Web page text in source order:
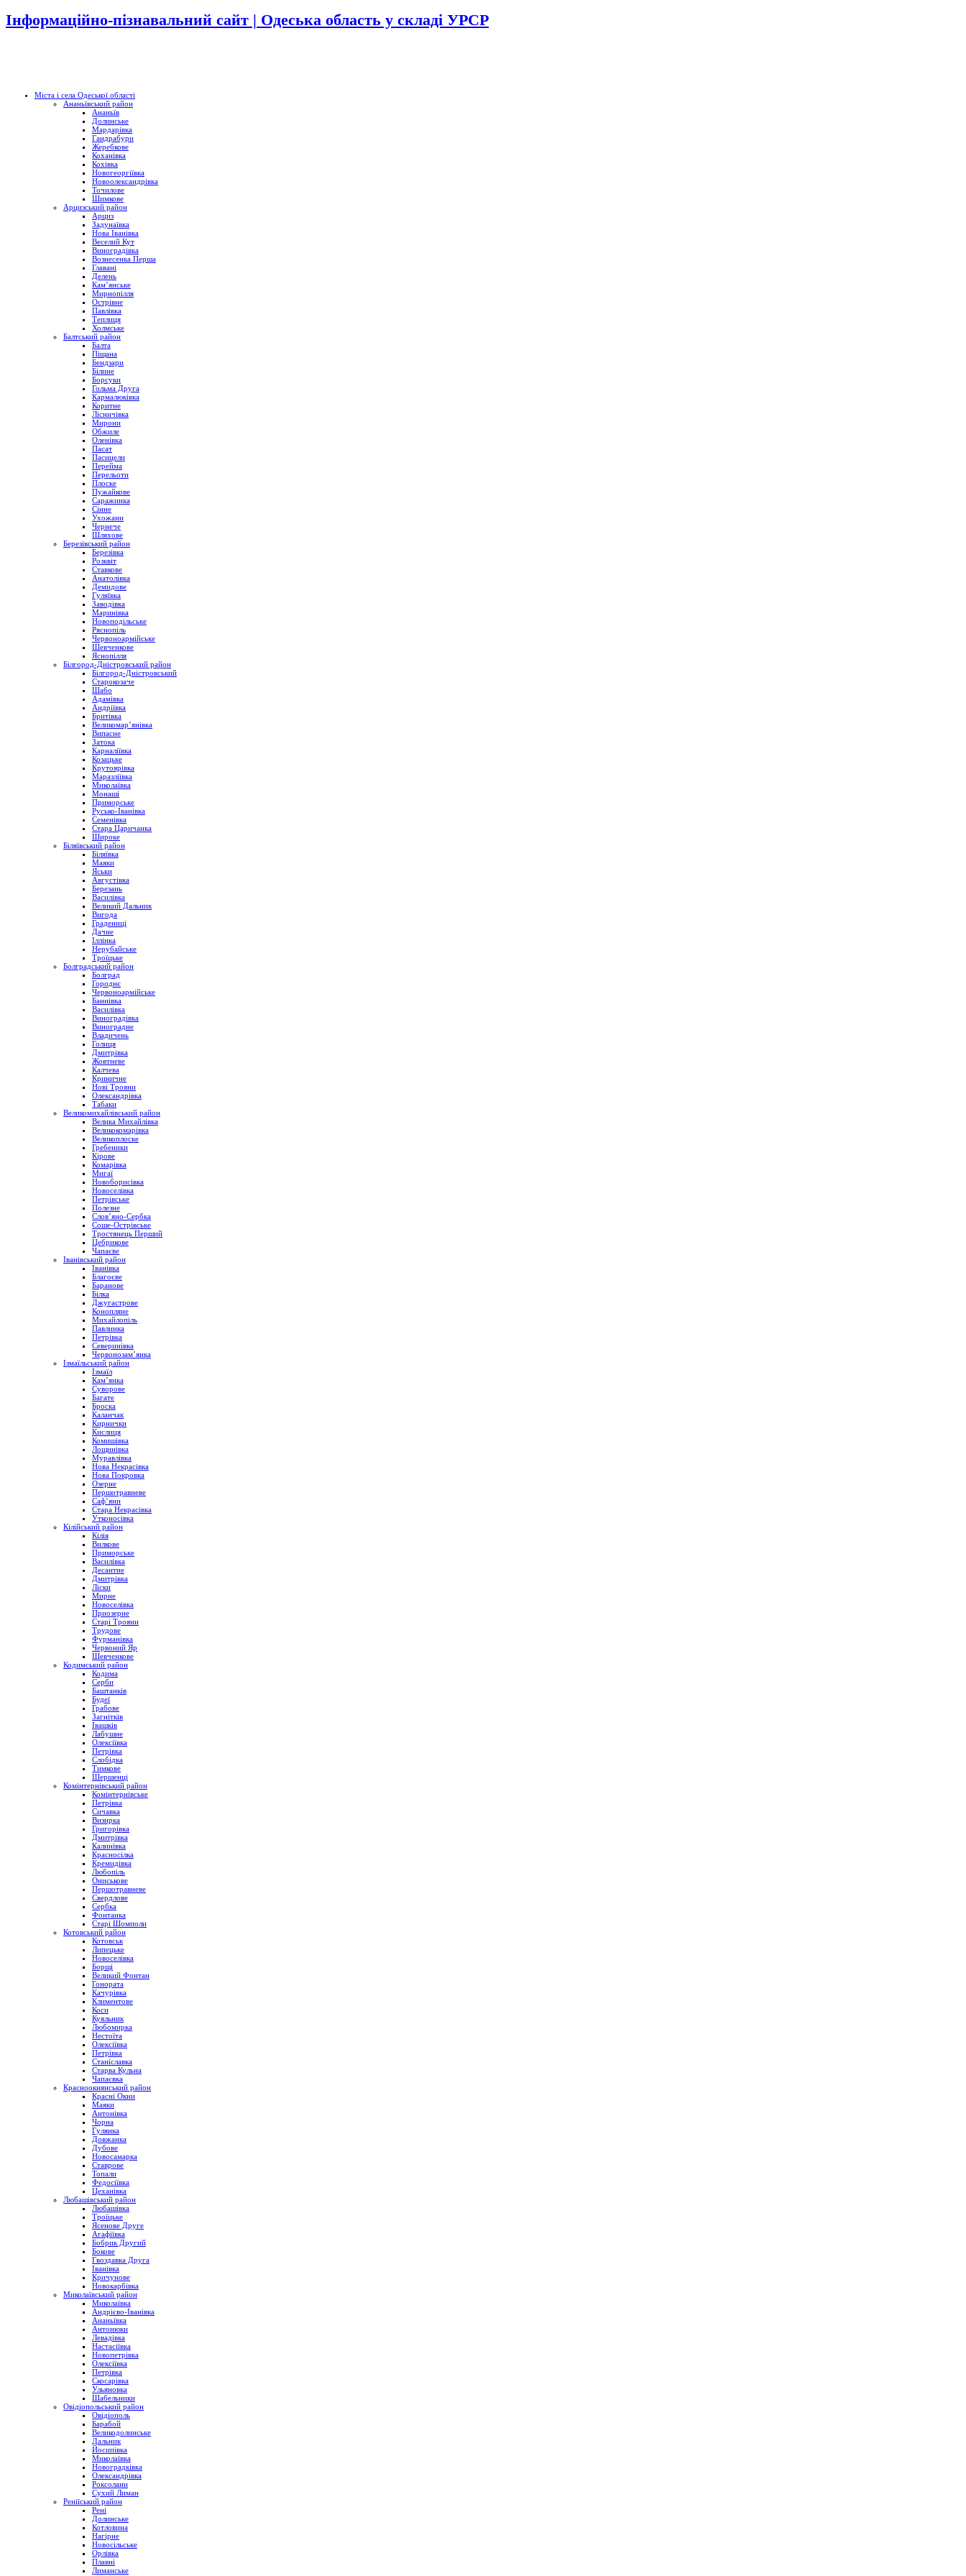
Інформаційно-пізнавальний сайт | Одеська область у складі УРСР
Міста і села Одеської області
Ананьївський район
Ананьїв
Долинське
Мардарівка
Гандрабури
Жеребкове
Коханівка
Кохівка
Новогеоргіївка
Новоолександрівка
Точилове
Шимкове
Арцизський район
Арциз
Задунаївка
Нова Іванівка
Веселий Кут
Виноградівка
Вознесенка Перша
Главані
Делень
Кам’янське
Мирнопілля
Острівне
Павлівка
Теплиця
Холмське
Балтський район
Балта
Піщана
Бендзари
Білине
Борсуки
Гольма Друга
Кармалюківка
Коритне
Лісничівка
Мирони
Обжиле
Оленівка
Пасат
Пасицели
Перейма
Перельоти
Плоске
Пужайкове
Саражинка
Сінне
Ухожани
Чернече
Шляхове
Березівський район
Березівка
Розквіт
Ставкове
Анатолівка
Демидове
Гуляївка
Заводівка
Маринівка
Новоподільське
Ряснопіль
Червоноармійське
Шевченкове
Яснопілля
Білгород-Дністровський район
Білгород-Дністровський
Старокозаче
Шабо
Адамівка
Андріївка
Бритівка
Великомар’янівка
Випасне
Затока
Карналіївка
Козацьке
Крутоярівка
Маразліївка
Миколаївка
Монаші
Приморське
Русько-Іванівка
Семенівка
Стара Царичанка
Широке
Біляївський район
Біляївка
Маяки
Яськи
Августівка
Березань
Василівка
Великий Дальник
Вигода
Градениці
Дачне
Іллінка
Нерубайське
Троїцьке
Болградський район
Болград
Городнє
Червоноармійське
Баннівка
Василівка
Виноградівка
Виноградне
Владичень
Голиця
Дмитрівка
Жовтневе
Калчева
Криничне
Нові Трояни
Олександрівка
Табаки
Великомихайлівський район
Велика Михайлівка
Великокомарівка
Великоплоске
Гребеники
Кірове
Комарівка
Мигаї
Новоборисівка
Новоселівка
Петрівське
Полезне
Слов’яно-Сербка
Соше-Острівське
Тростянець Перший
Цебрикове
Чапаєве
Іванівський район
Іванівка
Благоєве
Баранове
Білка
Джугастрове
Конопляне
Михайлопіль
Павлинка
Петрівка
Северинівка
Червонозам’янка
Ізмаїльський район
Ізмаїл
Кам’янка
Суворове
Багате
Броска
Каланчак
Кирнички
Кислиця
Комишівка
Лощинівка
Муравлівка
Нова Некрасівка
Нова Покровка
Озерне
Першотравневе
Саф’яни
Стара Некрасівка
Утконосівка
Кілійський район
Кілія
Вилкове
Приморське
Василівка
Десантне
Дмитрівка
Ліски
Мирне
Новоселівка
Приозерне
Старі Трояни
Трудове
Фурманівка
Червоний Яр
Шевченкове
Кодимський район
Кодима
Серби
Баштанків
Будеї
Грабове
Загнітків
Івашків
Лабушне
Олексіївка
Петрівка
Слобідка
Тимкове
Шершенці
Комінтернівський район
Комінтернівське
Петрівка
Сичавка
Визирка
Григорівка
Дмитрівка
Калинівка
Красносілка
Кремидівка
Любопіль
Ониськове
Першотравневе
Свердлове
Сербка
Фонтанка
Старі Шомполи
Котовський район
Котовськ
Липецьке
Новоселівка
Борщі
Великий Фонтан
Гонората
Качурівка
Климентове
Коси
Куяльник
Любомирка
Нестоїта
Олексіївка
Петрівка
Станіславка
Старва Кульна
Чапаєвка
Красноокнянський район
Красні Окни
Маяки
Антонівка
Чорна
Гулянка
Довжанка
Дубове
Новосамарка
Ставрове
Топали
Федосіївка
Цеханівка
Любашівський район
Любашівка
Троїцьке
Ясенове Друге
Агафіївка
Бобрик Другий
Бокове
Гвоздавка Друга
Іванівка
Кричунове
Новокарбівка
Миколаївський район
Миколаївка
Андрієво-Іванівка
Ананьївка
Антонюки
Левадівка
Настасіївка
Новопетрівка
Олексіївка
Петрівка
Скосарівка
Ульяновка
Шабельники
Овідіопольський район
Овідіополь
Барабой
Великодолинське
Дальник
Йосипівка
Миколаївка
Новоградківка
Олександрівка
Роксолани
Сухий Лиман
Реніїський район
Рені
Долинське
Котловина
Нагірне
Новосільське
Орлівка
Плавні
Лиманське